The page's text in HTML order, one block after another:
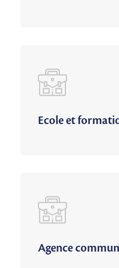
Ecole et
Agence